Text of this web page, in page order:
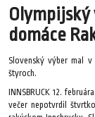
Olympijský
domáce
Slovenský výber mal v
štyroch.
INNSBRUCK 12.
večer nepotvrdil